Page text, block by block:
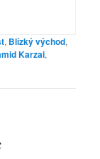
, Blízký východ,
Karzai,